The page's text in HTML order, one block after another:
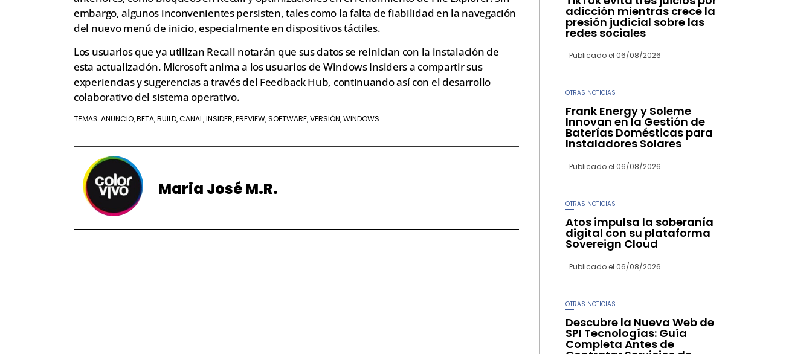
embargo, algunos inconvenientes persisten, tales como la falta de fiabilidad en la navegación
del nuevo menú de inicio, especialmente en dispositivos táctiles.
Los usuarios que ya utilizan Recall notarán que sus datos se reinician con la instalación de
esta actualización. Microsoft anima a los usuarios de Windows Insiders a compartir sus
experiencias y sugerencias a través del Feedback Hub, continuando así con el desarrollo
colaborativo del sistema operativo.
TEMAS: ANUNCIO BETA BUILD CANAL INSIDER PREVIEW SOFTWARE VERSIÓN WINDOWS
Maria José M.R.
adicción mientras crece la
presión judicial sobre las
redes sociales
Publicado el 06/08/2026
OTRAS NOTICIAS
Frank Energy y Soleme
Innovan en la Gestión de
Baterías Domésticas para
Instaladores Solares
Publicado el 06/08/2026
OTRAS NOTICIAS
Atos impulsa la soberanía
digital con su plataforma
Sovereign Cloud
Publicado el 06/08/2026
OTRAS NOTICIAS
Descubre la Nueva Web de
SPI Tecnologías: Guía
Completa Antes de